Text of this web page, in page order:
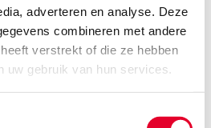
adverteren en analyse. Deze
combineren met andere
verstrekt of die ze hebben
uw gebruik van hun services.